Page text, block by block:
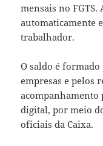
mensais no FGTS.
automaticamente
trabalhador.
O saldo é
empresas e pelos
acompanhamento
digital, por meio
oficiais da Caixa.